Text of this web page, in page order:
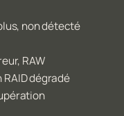
non détecté
RAW
RAID dégradé